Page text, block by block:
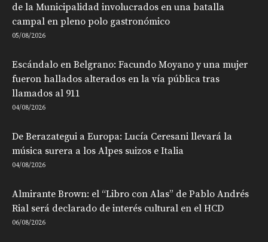
de la Municipalidad involucrados en una batalla
campal en pleno polo gastronómico
05/08/2026
Escándalo en Belgrano: Facundo Moyano y una mujer
fueron hallados alterados en la vía pública tras
llamados al 911
04/08/2026
De Berazategui a Europa: Lucía Ceresani llevará la
música surera a los Alpes suizos e Italia
04/08/2026
Almirante Brown: el “Libro con Alas” de Pablo Andrés
Rial será declarado de interés cultural en el HCD
06/08/2026